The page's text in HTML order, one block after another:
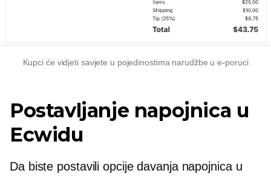
Kupci će vidjeti savjete u pojedinostima narudžbe u e-poruci
Postavljanje napojnica u
Ecwidu
Da biste postavili opcije davanja napojnica u